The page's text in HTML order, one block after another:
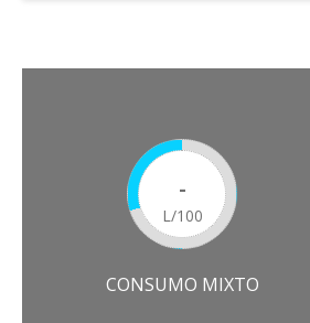
-
L/100
CONSUMO MIXTO